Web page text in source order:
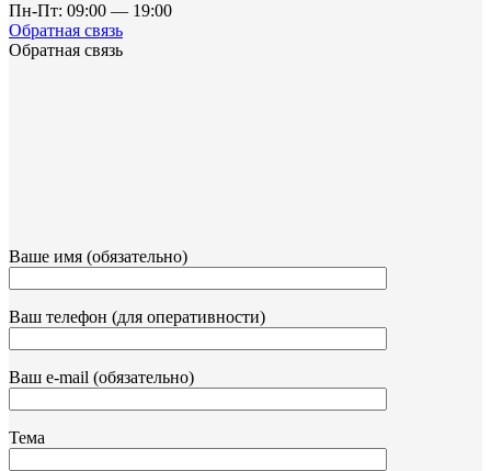
Пн-Пт: 09:00 — 19:00
Обратная связь
Обратная связь
Ваше имя (обязательно)
Ваш телефон (для оперативности)
Ваш e-mail (обязательно)
Тема